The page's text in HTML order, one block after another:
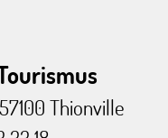
Thionville